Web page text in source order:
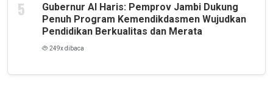
Gubernur Al Haris: Pemprov Jambi Dukung
Penuh Program Kemendikdasmen Wujudkan
Pendidikan Berkualitas dan Merata
249x dibaca